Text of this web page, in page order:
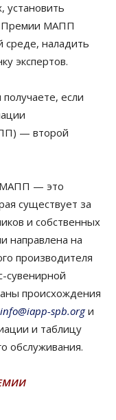
установить
Премии МАПП
среде, наладить
экспертов.
если
— второй
МАПП — это
существует за
и собственных
направлена на
производителя
сувенирной
происхождения
info@iapp-spb.orgи
и таблицу
обслуживания.